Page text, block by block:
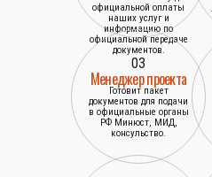
официальной оплаты
наших услуг и
информацию по
официальной передаче
документов.
03
Менеджер проекта
Готовит пакет
документов для подачи
в официальные органы
РФ Минюст, МИД,
консульство.